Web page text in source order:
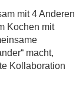
mit 4 Anderen
Kochen mit
macht,
Kollaboration